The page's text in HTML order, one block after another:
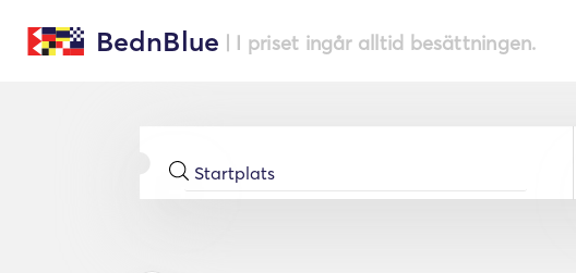
BednBlue | I priset ingår alltid besättningen.